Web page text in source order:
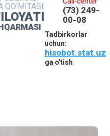
QO‘MITASI
(73) 249-
00-08
Tadbirkorlar
uchun:
hisobot.stat.uz
ga o'tish
XIZMATI